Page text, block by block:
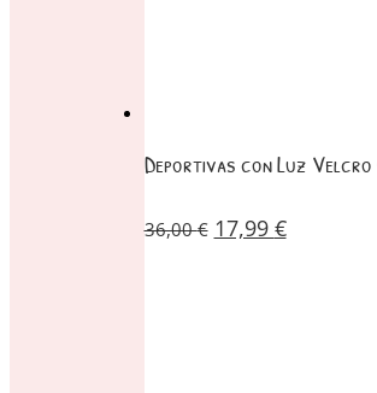
Deportivas con Luz
36,00€ 17,99 €